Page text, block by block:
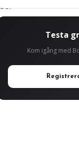
Testa
Kom igång med